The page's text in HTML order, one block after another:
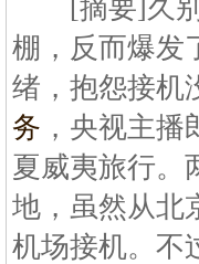
[摘要]久别
棚，反而爆发
绪，抱怨接机
务 ，央视主
夏威夷旅行。
地，虽然从北
机场接机。不